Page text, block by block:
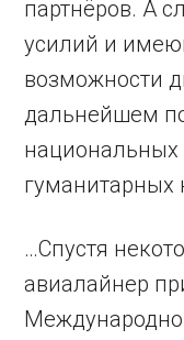
партнёров. А
усилий и
возможности
дальнейшем
национальных
гуманитарных
…Спустя
авиалайнер